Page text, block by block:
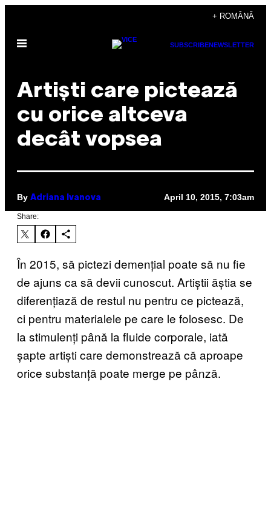
content
+ ROMÂNĂ
Open
SUBSCRIBENEWSLETTER
Artiști care pictează
cu orice altceva
decât vopsea
By Adriana Ivanova April 10, 2015, 7:03am
Share:
În 2015, să pictezi demențial poate să nu fie
de ajuns ca să devii cunoscut. Artiștii ăștia se
diferențiază de restul nu pentru ce pictează,
ci pentru materialele pe care le folosesc. De
la stimulenți până la fluide corporale, iată
șapte artiști care demonstrează că aproape
orice substanță poate merge pe pânză.